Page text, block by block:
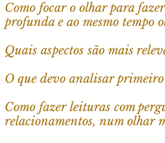
Como focar o olhar para
profunda e ao mesmo tempo
Quais aspectos são mais
O que devo analisar
Como fazer leituras com
relacionamentos, num olhar